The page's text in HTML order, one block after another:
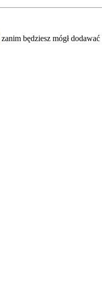
zanim będziesz mógł